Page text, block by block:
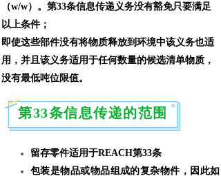
（w/w）。第33条信息传递义务没有豁免只要满足
以上条件；
即使这些部件没有将物质释放到环境中该义务也适
用，并且该义务适用于任何数量的候选清单物质，
没有最低吨位限值。
第33条信息传递的范围
留存零件适用于REACH第33条
包装是物品或物品组成的复杂物件，因此如